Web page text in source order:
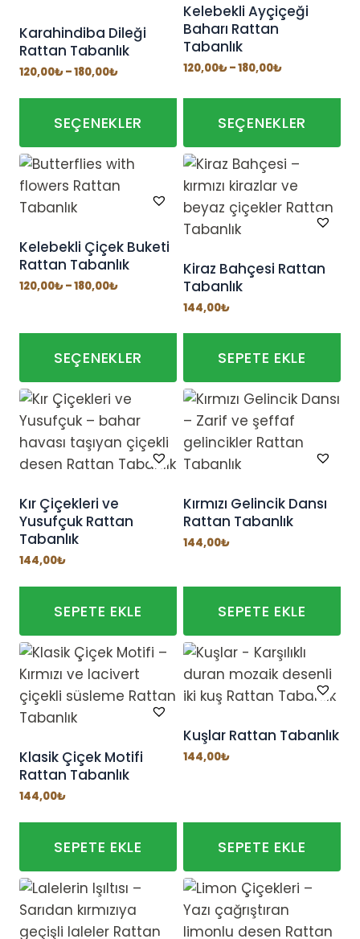
Karahindiba Dileği
Rattan Tabanlık
120,00₺–180,00₺Fiyat
120,00₺
180,00₺
SEÇENEKLER
Bu
ürünün
birden
varyasyonu
var.
Seçenekler
sayfasından
seçilebilir
Kelebekli Ayçiçeği
Baharı Rattan
Tabanlık
120,00₺–180,00₺Fiyat
-
180,00₺
SEÇENEKLER
Bu
ürünün
birden
fazla
var.
Seçenekler
ürün
sayfasından
seçilebilir
Kelebekli Çiçek Buketi
Rattan Tabanlık
120,00₺–180,00₺Fiyat
180,00₺
SEÇENEKLER
Bu
ürünün
birden
fazla
var.
Seçenekler
ürün
sayfasından
seçilebilir
Kiraz Bahçesi Rattan
Tabanlık
144,00₺
SEPETE EKLE
Kır Çiçekleri ve
Yusufçuk Rattan
Tabanlık
144,00₺
SEPETE EKLE
Kırmızı Gelincik Dansı
Rattan Tabanlık
144,00₺
SEPETE EKLE
Klasik Çiçek Motifi
Rattan Tabanlık
144,00₺
SEPETE EKLE
Kuşlar Rattan Tabanlık
144,00₺
SEPETE EKLE